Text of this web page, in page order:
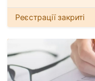
Реєстрації закриті